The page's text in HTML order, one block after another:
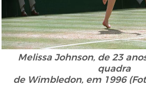
Melissa Johnson, de 23
quadra
de Wimbledon, em 1996